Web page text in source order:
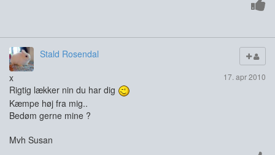
Stald Rosendal
17. apr 2010
x
Rigtig lækker nin du har dig
Kæmpe høj fra mig..
Bedøm gerne mine ?
Mvh Susan